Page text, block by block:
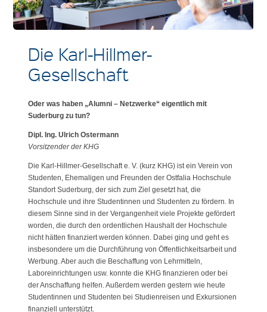
Die Karl-Hillmer-
Gesellschaft
Oder was haben „Alumni – Netzwerke“ eigentlich mit
Suderburg zu tun?
Dipl. Ing. Ulrich Ostermann
Vorsitzender der KHG
Die Karl-Hillmer-Gesellschaft e. V. (kurz KHG) ist ein Verein von
Studenten, Ehemaligen und Freunden der Ostfalia Hochschule
Standort Suderburg, der sich zum Ziel gesetzt hat, die
Hochschule und ihre Studentinnen und Studenten zu fördern. In
diesem Sinne sind in der Vergangenheit viele Projekte gefördert
worden, die durch den ordentlichen Haushalt der Hochschule
nicht hätten finanziert werden können. Dabei ging und geht es
insbesondere um die Durchführung von Öffentlichkeitsarbeit und
Werbung. Aber auch die Beschaffung von Lehrmitteln,
Laboreinrichtungen usw. konnte die KHG finanzieren oder bei
der Anschaffung helfen. Außerdem werden gestern wie heute
Studentinnen und Studenten bei Studienreisen und Exkursionen
finanziell unterstützt.